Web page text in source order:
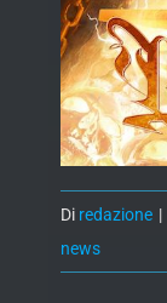
Di redazione |
news